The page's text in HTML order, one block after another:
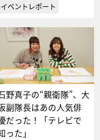
イベントレポート
野真子の“親衛隊”、大
副隊長はあの人気俳
だった！「テレビで
った」